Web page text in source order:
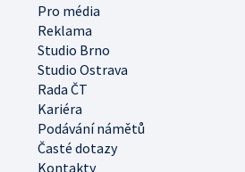
Pro média
Reklama
Studio Brno
Studio Ostrava
Rada ČT
Kariéra
Podávání námětů
Časté dotazy
Kontakty